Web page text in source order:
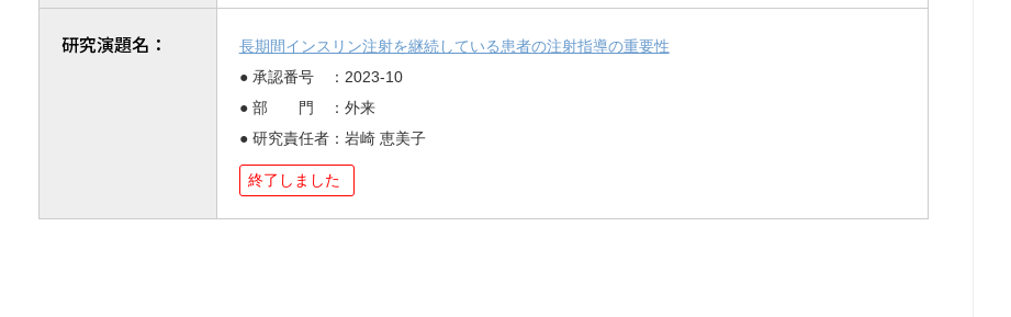
研究演題名：
長期間インスリン注射を継続している患者の注射指導の重要性
● 承認番号 ：2023-10
● 部 門 ：外来
● 研究責任者：岩崎 恵美子
終了しました